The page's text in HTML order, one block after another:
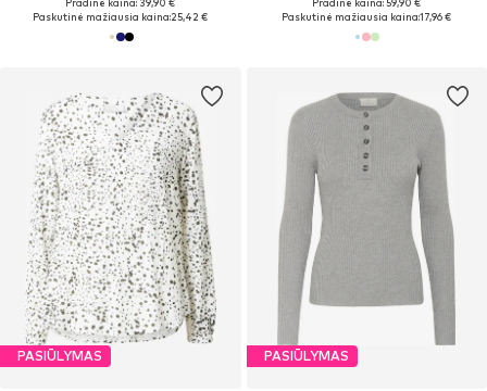
Pradinė kaina: 39,90 €
Paskutinė mažiausia kaina:25,42 €
Pradinė kaina: 59,90 €
Paskutinė mažiausia kaina:17,96 €
PASIŪLYMAS PASIŪLYMAS